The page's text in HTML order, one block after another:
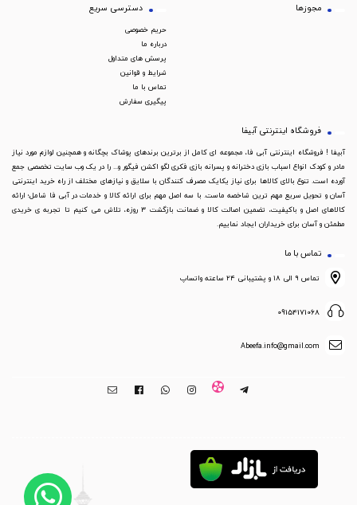
مجوزها دسترسی سریع
حریم خصوصی
درباره ما
پرسش های متداول
شرایط و قوانین
تماس با ما
پیگیری سفارش
فروشگاه اینترنتی آبیفا
آبیفا ! فروشگاه اینترنتی آبی فا، مجموعه ای کامل از برترین برندهای پوشاک بچگانه و همچنین لوازم مورد نیاز
مادر و کودک انواع اسباب بازی دخترانه و پسرانه بازی فکری لگو اکشن فیگور و... را در یک وب سایت تخصصی جمع
آورده است. تنوع بالای کالاها برای نیاز یکایک مصرف کنندگان با سلایق و نیازهای مختلف از راه خرید اینترنتی
آسان و تحویل سریع مهم ترین شاخصه ماست. با سه اصل مهم برای ارائه کالا و خدمات در آبی فا شامل؛ ارائه
کالاهای اصل و باکیفیت، تضمین اصالت کالا و ضمانت بازگشت 3 روزه، تلاش می کنیم تا تجربه ی خریدی
مطمئن و آسان برای خریداران ایجاد نماییم.
تماس با ما
تماس ۹ الی ۱۸ و پشتیبانی ۲۴ ساعته واتساپ
09154171068
Abeefa.info@gmail.com